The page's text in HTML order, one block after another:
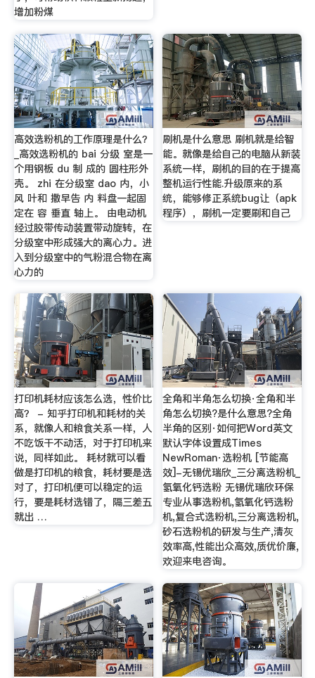
增加粉煤
高效选粉机的工作原理是什么？
_高效选粉机的 bai 分级 室是一
个用钢板 du 制 成的 圆柱形外
壳。 zhi 在分级室 dao 内，小
风 叶和 撒早告 内 料盘一起固
定在 容 垂直 轴上。 由电动机
经过胶带传动装置带动旋转，在
分级室中形成强大的离心力。进
入到分级室中的气粉混合物在离
心力的
刷机是什么意思 刷机就是给智
能。就像是给自己的电脑从新装
系统一样，刷机的目的在于提高
整机运行性能.升级原来的系
统，能够修正系统bug让（apk
程序），刷机一定要刷和自己
打印机耗材应该怎么选，性价比
高？ - 知乎打印机和耗材的关
系，就像人和粮食关系一样，人
不吃饭干不动活，对于打印机来
说，同样如此。 耗材就可以看
做是打印机的粮食，耗材要是选
对了，打印机便可以稳定的运
行，要是耗材选错了，隔三差五
就出 …
全角和半角怎么切换·全角和半
角怎么切换?是什么意思?全角
半角的区别·如何把Word英文
默认字体设置成Times
NewRoman·选粉机 [节能高
效]-无锡优瑞欣_三分离选粉机_
氢氧化钙选粉 无锡优瑞欣环保
专业从事选粉机,氢氧化钙选粉
机,复合式选粉机,三分离选粉机,
砂石选粉机的研发与生产,清灰
效率高,性能出众高效,质优价廉,
欢迎来电咨询。